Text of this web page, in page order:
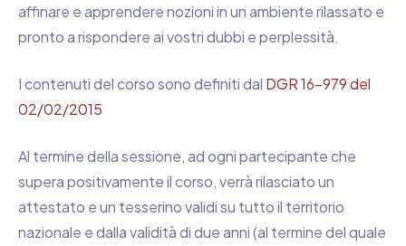
affinare e apprendere nozioni in un ambiente rilassato e
pronto a rispondere ai vostri dubbi e perplessità.
I contenuti del corso sono definiti dal DGR 16-979 del
02/02/2015
Al termine della sessione, ad ogni partecipante che
supera positivamente il corso, verrà rilasciato un
attestato e un tesserino validi su tutto il territorio
nazionale e dalla validità di due anni (al termine del quale